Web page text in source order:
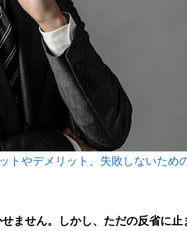
やデメリット、失敗しないため
ません。しかし、ただの反省に止